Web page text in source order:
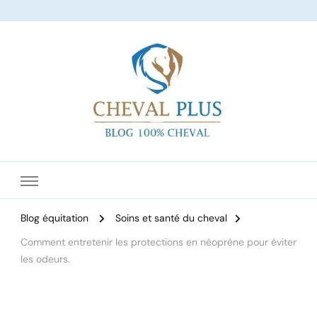
Blog équitation
Soins et santé du cheval
Comment entretenir les protections en néoprène pour éviter
les odeurs.